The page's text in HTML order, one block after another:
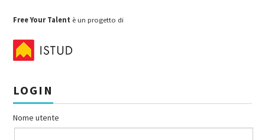
Free Your Talent è un progetto di
LOGIN
Nome utente